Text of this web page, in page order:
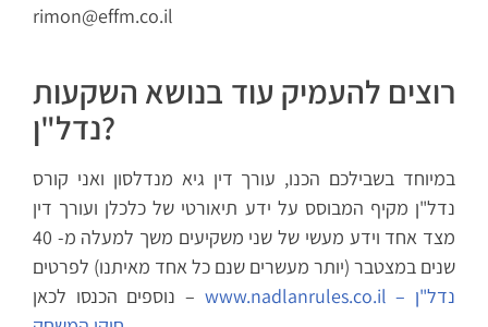
rimon@effm.co.il
רוצים להעמיק עוד בנושא השקעות
נדל"ן?
במיוחד בשבילכם הכנו, עורך דין גיא מנדלסון ואני קורס
נדל"ן מקיף המבוסס על ידע תיאורטי של כלכלן ועורך דין
מצד אחד וידע מעשי של שני משקיעים משך למעלה מ- 40
שנים במצטבר (יותר מעשרים שנם כל אחד מאיתנו) לפרטים
נוספים הכנסו לכאן – www.nadlanrules.co.il – נדל"ן